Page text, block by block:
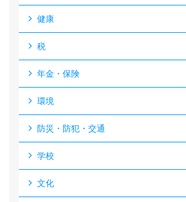
健康
税
年金・保険
環境
防災・防犯・交通
学校
文化